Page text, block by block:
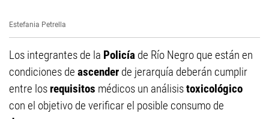
Estefania Petrella
Los integrantes de la Policía de Río Negro que están en
condiciones de ascender de jerarquía deberán cumplir
entre los requisitos médicos un análisistoxicológico
con el objetivo de verificar el posible consumo de